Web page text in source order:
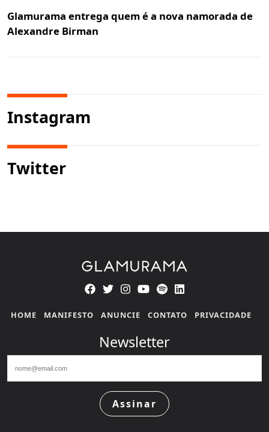
Glamurama entrega quem é a nova namorada de
Alexandre Birman
Instagram
Twitter
HOME MANIFESTO ANUNCIE CONTATO PRIVACIDADE
Newsletter